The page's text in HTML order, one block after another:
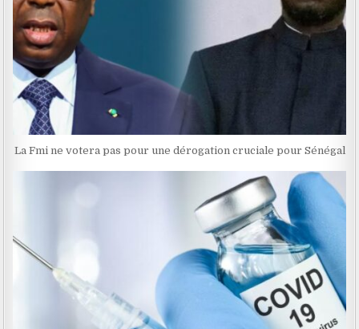
La Fmi ne votera pas pour une dérogation cruciale pour Sénégal